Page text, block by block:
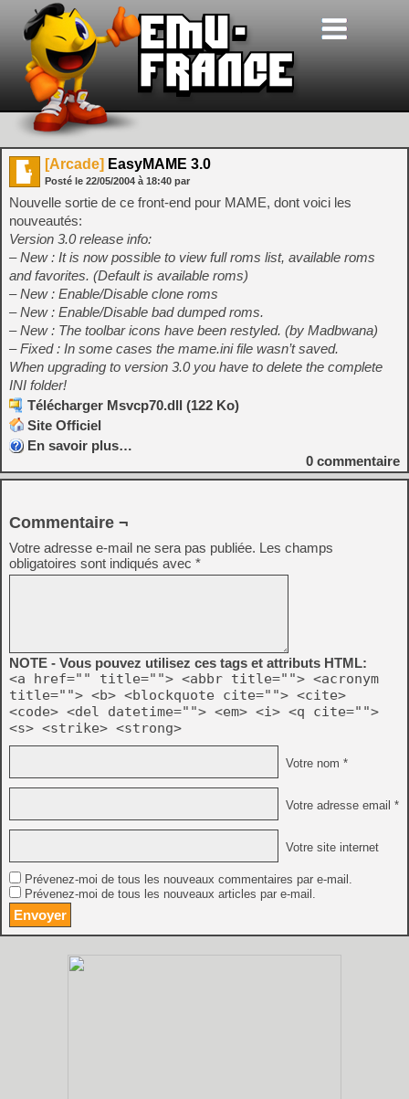
[Arcade] EasyMAME 3.0
Posté le 22/05/2004 à 18:40 par
Nouvelle sortie de ce front-end pour MAME, dont voici les
nouveautés:
Version 3.0 release info:
– New : It is now possible to view full roms list, available roms
and favorites. (Default is available roms)
– New : Enable/Disable clone roms
– New : Enable/Disable bad dumped roms.
– New : The toolbar icons have been restyled. (by Madbwana)
– Fixed : In some cases the mame.ini file wasn’t saved.
When upgrading to version 3.0 you have to delete the complete
INI folder!
Télécharger Msvcp70.dll (122 Ko)
Site Officiel
En savoir plus…
0 commentaire
Commentaire ¬
Votre adresse e-mail ne sera pas publiée. Les champs
obligatoires sont indiqués avec *
NOTE - Vous pouvez utilisez ces tags et attributs HTML:
<a href="" title=""> <abbr title=""> <acronym
title=""> <b> <blockquote cite=""> <cite>
<code> <del datetime=""> <em> <i> <q cite="">
<s> <strike> <strong>
Votre nom *
Votre adresse email *
Votre site internet
Prévenez-moi de tous les nouveaux commentaires par e-mail.
Prévenez-moi de tous les nouveaux articles par e-mail.